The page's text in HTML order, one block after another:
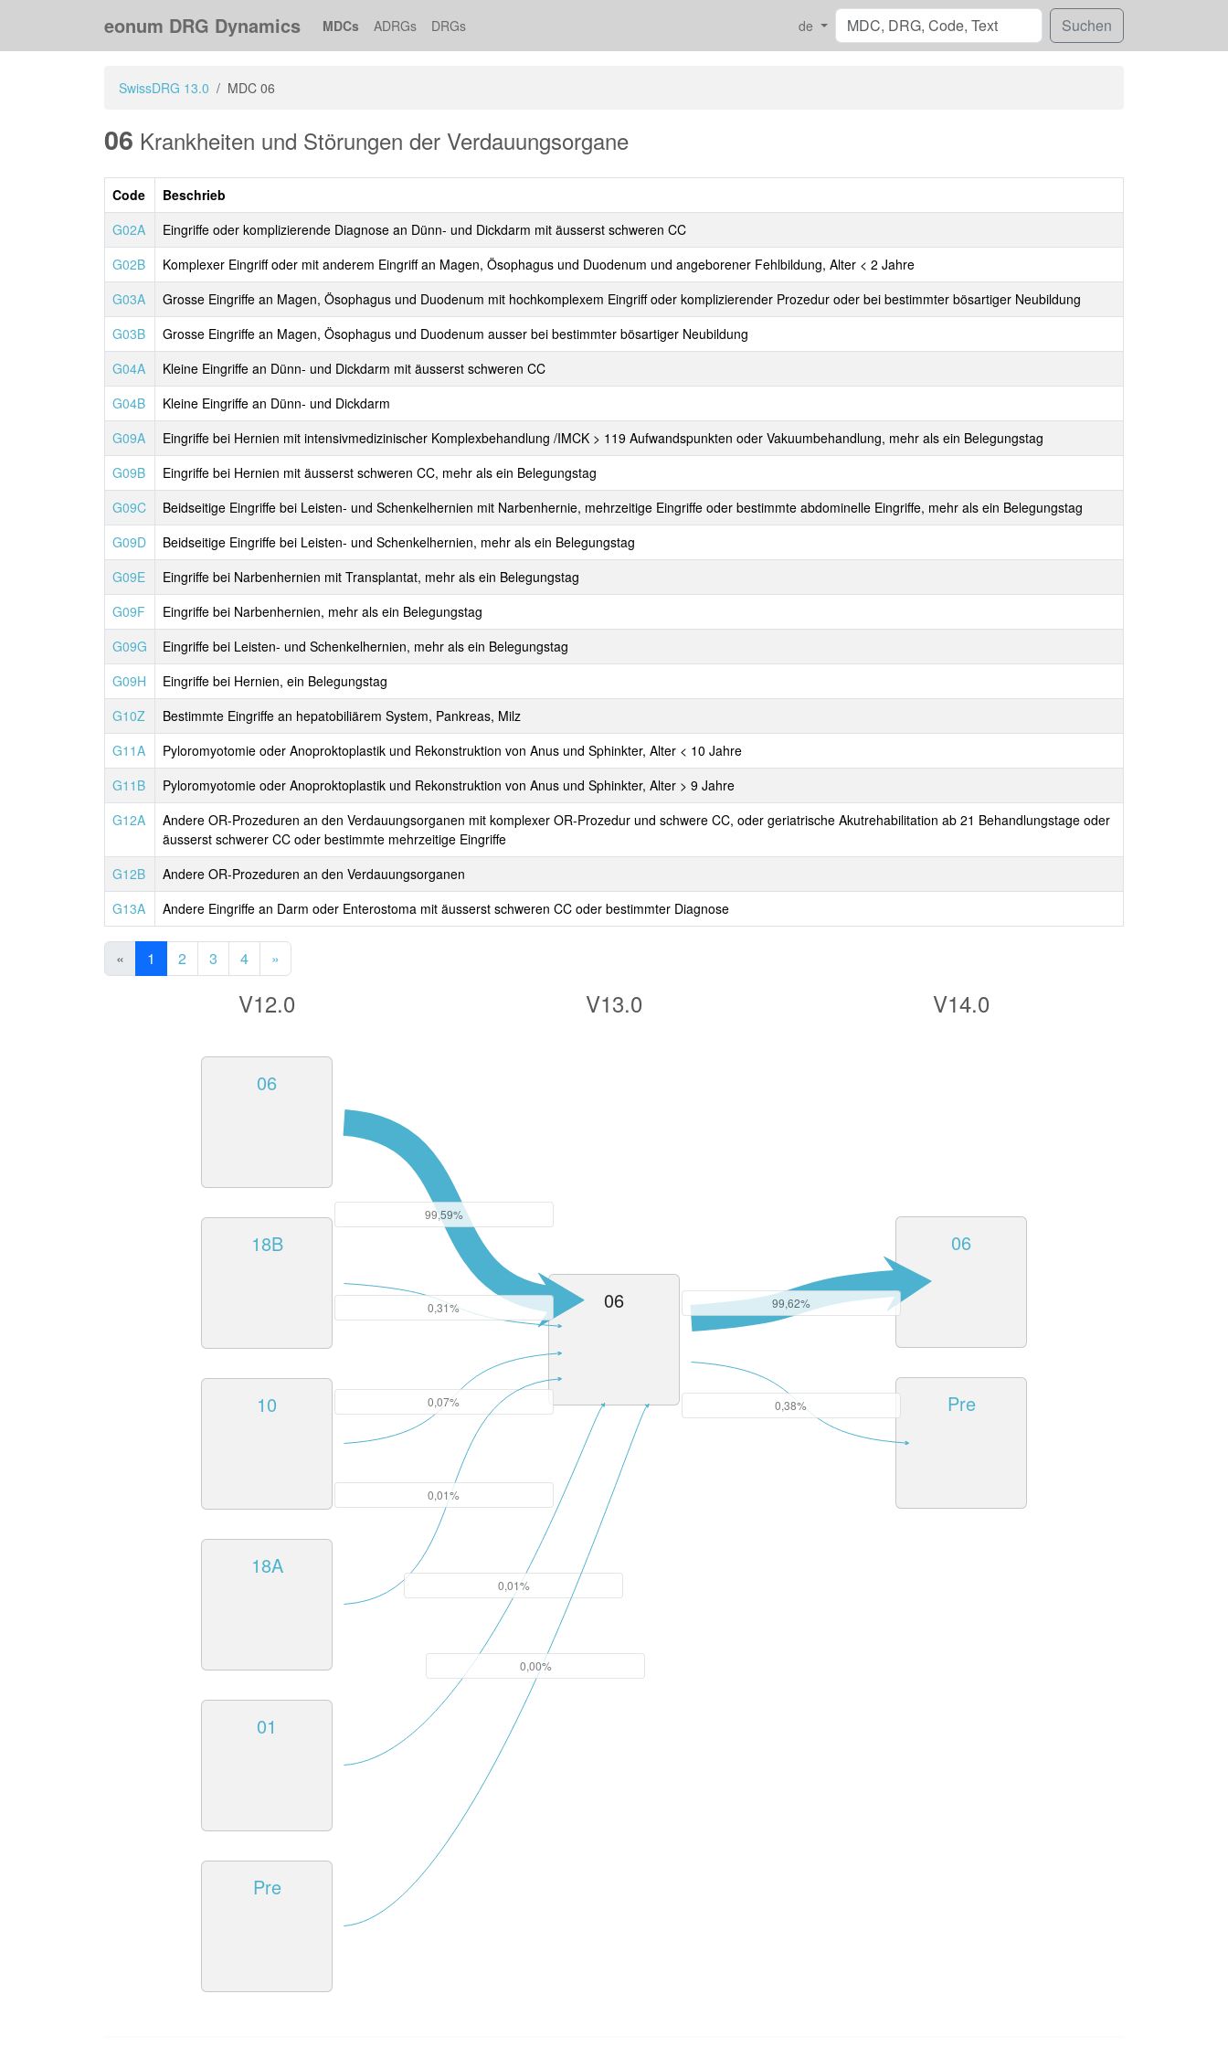
eonum DRG Dynamics MDCs ADRGs DRGs de
SwissDRG 13.0 MDC 06
06 Krankheiten und Störungen der Verdauungsorgane
Code
Beschrieb
G02A
Eingriffe oder komplizierende Diagnose an Dünn- und Dickdarm mit äusserst schweren CC
G02B
Komplexer Eingriff oder mit anderem Eingriff an Magen, Ösophagus und Duodenum und angeborener Fehlbildung, Alter < 2 Jahre
G03A
Grosse Eingriffe an Magen, Ösophagus und Duodenum mit hochkomplexem Eingriff oder komplizierender Prozedur oder bei bestimmter bösartiger Neubildung
G03B
Grosse Eingriffe an Magen, Ösophagus und Duodenum ausser bei bestimmter bösartiger Neubildung
G04A
Kleine Eingriffe an Dünn- und Dickdarm mit äusserst schweren CC
G04B
Kleine Eingriffe an Dünn- und Dickdarm
G09A
Eingriffe bei Hernien mit intensivmedizinischer Komplexbehandlung /IMCK > 119 Aufwandspunkten oder Vakuumbehandlung, mehr als ein Belegungstag
G09B
Eingriffe bei Hernien mit äusserst schweren CC, mehr als ein Belegungstag
G09C
Beidseitige Eingriffe bei Leisten- und Schenkelhernien mit Narbenhernie, mehrzeitige Eingriffe oder bestimmte abdominelle Eingriffe, mehr als ein Belegungstag
G09D
Beidseitige Eingriffe bei Leisten- und Schenkelhernien, mehr als ein Belegungstag
G09E
Eingriffe bei Narbenhernien mit Transplantat, mehr als ein Belegungstag
G09F
Eingriffe bei Narbenhernien, mehr als ein Belegungstag
G09G
Eingriffe bei Leisten- und Schenkelhernien, mehr als ein Belegungstag
G09H
Eingriffe bei Hernien, ein Belegungstag
G10Z
Bestimmte Eingriffe an hepatobiliärem System, Pankreas, Milz
G11A
Pyloromyotomie oder Anoproktoplastik und Rekonstruktion von Anus und Sphinkter, Alter < 10 Jahre
G11B
Pyloromyotomie oder Anoproktoplastik und Rekonstruktion von Anus und Sphinkter, Alter > 9 Jahre
G12A
Andere OR-Prozeduren an den Verdauungsorganen mit komplexer OR-Prozedur und schwere CC, oder geriatrische Akutrehabilitation ab 21 Behandlungstage oder
äusserst schwerer CC oder bestimmte mehrzeitige Eingriffe
G12B
Andere OR-Prozeduren an den Verdauungsorganen
G13A
Andere Eingriffe an Darm oder Enterostoma mit äusserst schweren CC oder bestimmter Diagnose
« 1 2 3 4 »
V12.0
06
18B
10
18A
01
Pre
V13.0
06
V14.0
06
Pre
99,59%
0,31%
0,07%
0,01%
0,01%
0,00%
99,62%
0,38%